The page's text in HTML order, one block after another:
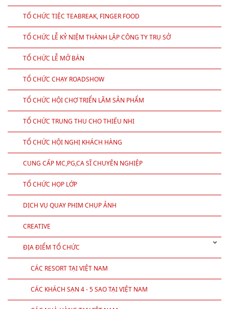
TỔ CHỨC TIỆC TEABREAK, FINGER FOOD
TỔ CHỨC LỄ KỶ NIỆM THÀNH LẬP CÔNG TY TRỤ SỞ
TỔ CHỨC LỄ MỞ BÁN
TỔ CHỨC CHẠY ROADSHOW
TỔ CHỨC HỘI CHỢ TRIỂN LÃM SẢN PHẨM
TỔ CHỨC TRUNG THU CHO THIẾU NHI
TỔ CHỨC HỘI NGHỊ KHÁCH HÀNG
CUNG CẤP MC,PG,CA SĨ CHUYÊN NGHIỆP
TỔ CHỨC HỌP LỚP
DỊCH VỤ QUAY PHIM CHỤP ẢNH
CREATIVE
ĐỊA ĐIỂM TỔ CHỨC
CÁC RESORT TẠI VIỆT NAM
CÁC KHÁCH SẠN 4 - 5 SAO TẠI VIỆT NAM